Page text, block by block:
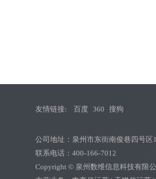
友情链接: 百度 360 搜狗
公司地址：泉州市东街南俊巷四号区
联系电话：400-166-7012
Copyright © 泉州数维信息科技有限